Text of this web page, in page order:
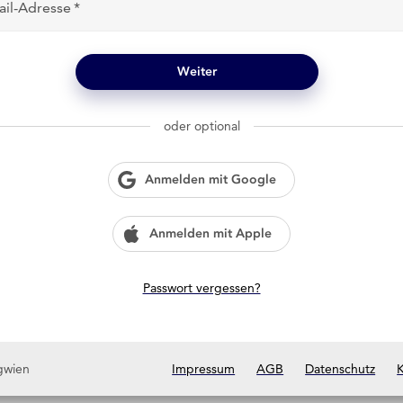
Adresse
Weiter
oder optional
Anmelden mit Google
Anmelden mit Apple
Passwort vergessen?
Impressum AGB Datenschutz